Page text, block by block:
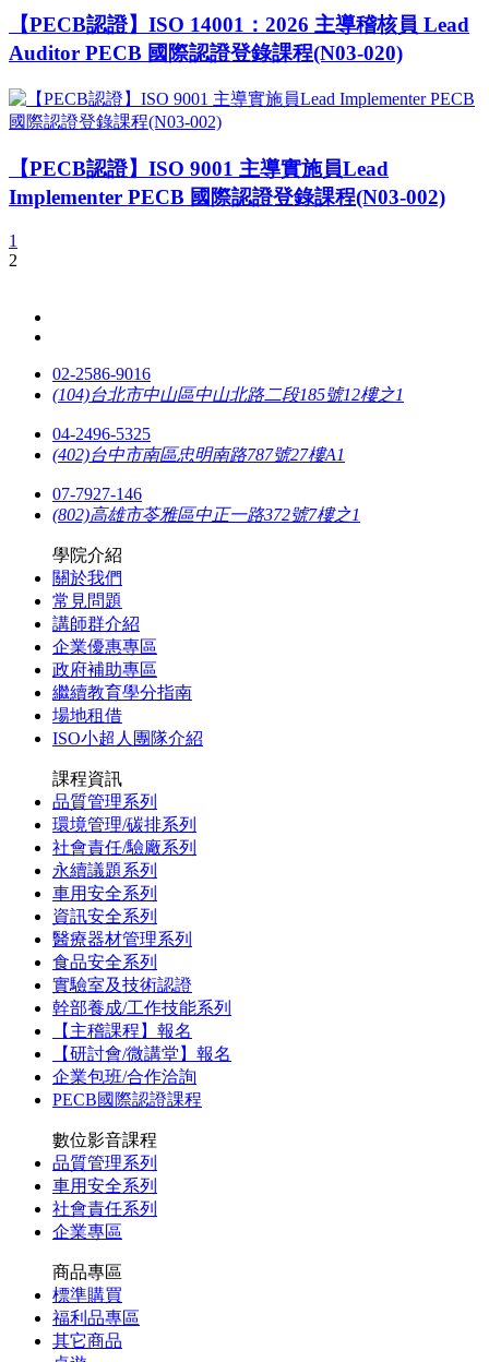
【PECB認證】ISO 14001：2026 主導稽核員 Lead
Auditor PECB 國際認證登錄課程(N03-020)
【PECB認證】ISO 9001 主導實施員Lead
Implementer PECB 國際認證登錄課程(N03-002)
1
2
02-2586-9016
(104)台北市中山區中山北路二段185號12樓之1
04-2496-5325
(402)台中市南區忠明南路787號27樓A1
07-7927-146
(802)高雄市苓雅區中正一路372號7樓之1
學院介紹
關於我們
常見問題
講師群介紹
企業優惠專區
政府補助專區
繼續教育學分指南
場地租借
ISO小超人團隊介紹
課程資訊
品質管理系列
環境管理/碳排系列
社會責任/驗廠系列
永續議題系列
車用安全系列
資訊安全系列
醫療器材管理系列
食品安全系列
實驗室及技術認證
幹部養成/工作技能系列
【主稽課程】報名
【研討會/微講堂】報名
企業包班/合作洽詢
PECB國際認證課程
數位影音課程
品質管理系列
車用安全系列
社會責任系列
企業專區
商品專區
標準購買
福利品專區
其它商品